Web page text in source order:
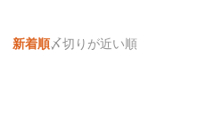
新着順〆切りが近い順